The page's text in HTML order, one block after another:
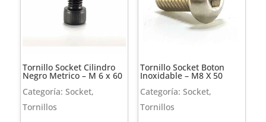
Tornillo Socket Cilindro
Negro Metrico – M 6 x 60
Categoría: Socket,
Tornillos
Tornillo Socket Boton
Inoxidable – M8 X 50
Categoría: Socket,
Tornillos